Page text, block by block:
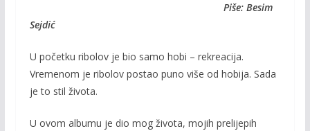
e
o
o
Li
n
Piše: Besim
Sejdić
U početku ribolov je bio samo hobi – rekreacija.
Vremenom je ribolov postao puno više od hobija. Sada
je to stil života.
U ovom albumu je dio mog života, mojih prelijepih